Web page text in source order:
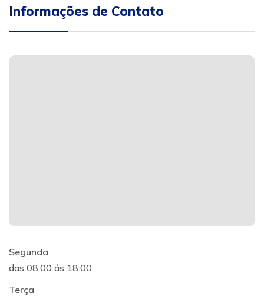
Informações de Contato
Segunda
:
das 08:00 ás 18:00
Terça
: